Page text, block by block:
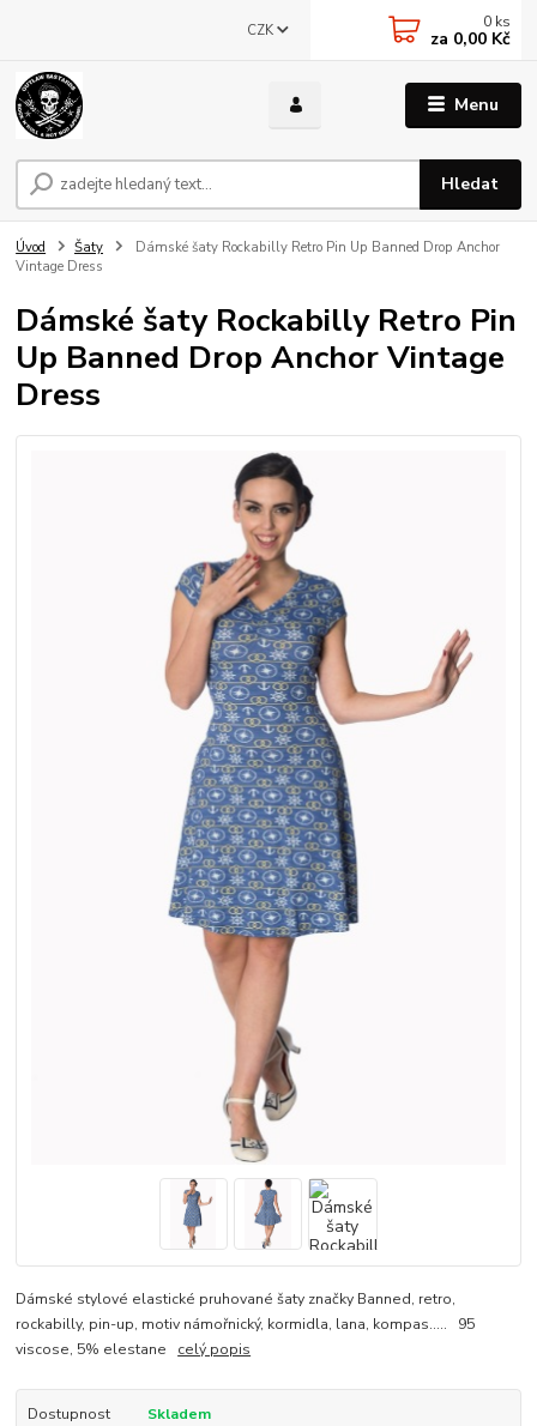
Menu
CZK
Hledat
0 ks
za 0,00 Kč
Úvod Šaty
Dámské šaty Rockabilly Retro Pin Up Banned Drop Anchor
Vintage Dress
Dámské šaty Rockabilly Retro Pin
Up Banned Drop Anchor Vintage
Dress
Dámské stylové elastické pruhované šaty značky Banned, retro,
rockabilly, pin-up, motiv námořnický, kormidla, lana, kompas..... 95
viscose, 5% elestane celý popis
Dostupnost
Skladem